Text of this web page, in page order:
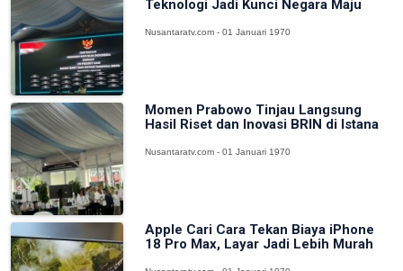
Teknologi Jadi Kunci Negara Maju
Nusantaratv.com - 01 Januari 1970
Momen Prabowo Tinjau Langsung
Hasil Riset dan Inovasi BRIN di Istana
Nusantaratv.com - 01 Januari 1970
Apple Cari Cara Tekan Biaya iPhone
18 Pro Max, Layar Jadi Lebih Murah